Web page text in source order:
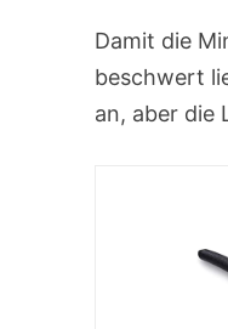
Damit die
beschwert
an, aber die